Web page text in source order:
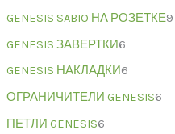
GENESIS SABIO НА РОЗЕТКЕ9
GENESIS ЗАВЕРТКИ6
GENESIS НАКЛАДКИ6
ОГРАНИЧИТЕЛИ GENESIS6
ПЕТЛИ GENESIS6